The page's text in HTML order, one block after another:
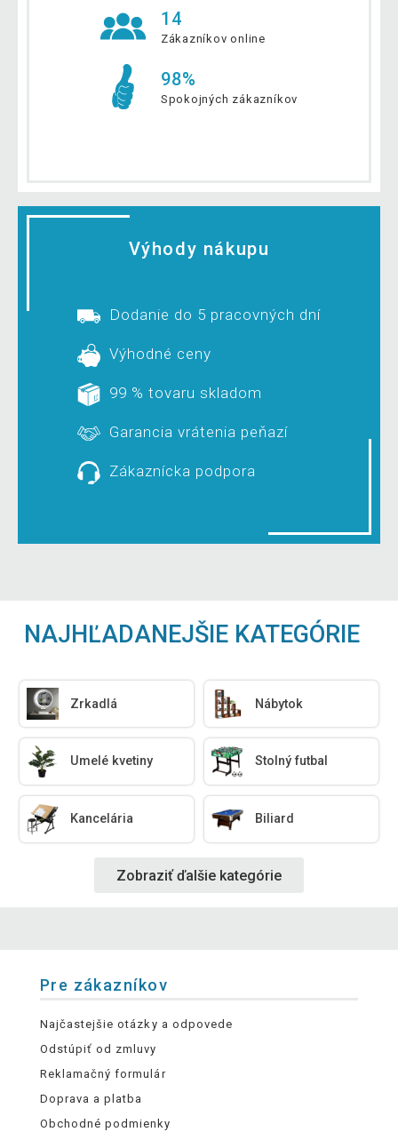
14
Zákazníkov online
98%
Spokojných zákazníkov
Výhody nákupu
Dodanie do 5 pracovných dní
Výhodné ceny
99 % tovaru skladom
Garancia vrátenia peňazí
Zákaznícka podpora
NAJHĽADANEJŠIE KATEGÓRIE
Zrkadlá Nábytok
Umelé kvetiny Stolný futbal
Kancelária Biliard
Zobraziť ďalšie kategórie
Pre zákazníkov
Najčastejšie otázky a odpovede
Odstúpiť od zmluvy
Reklamačný formulár
Doprava a platba
Obchodné podmienky